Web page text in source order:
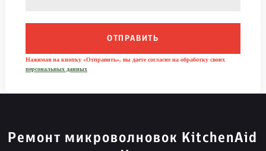
ОТПРАВИТЬ
Нажимая на кнопку «Отправить», вы даете согласие на обработку своих
персональных данных
Ремонт микроволновок KitchenAid